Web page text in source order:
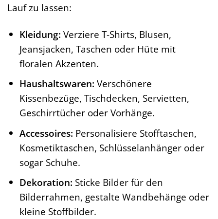
Lauf zu lassen:
Kleidung: Verziere T-Shirts, Blusen,
Jeansjacken, Taschen oder Hüte mit
floralen Akzenten.
Haushaltswaren: Verschönere
Kissenbezüge, Tischdecken, Servietten,
Geschirrtücher oder Vorhänge.
Accessoires: Personalisiere Stofftaschen,
Kosmetiktaschen, Schlüsselanhänger oder
sogar Schuhe.
Dekoration: Sticke Bilder für den
Bilderrahmen, gestalte Wandbehänge oder
kleine Stoffbilder.